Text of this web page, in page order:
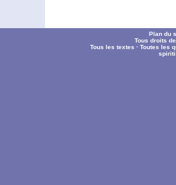
Plan du
Tous droits
Tous les textes ·Toutes les